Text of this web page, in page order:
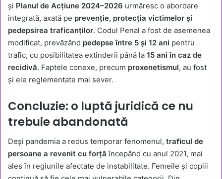
și Planul de Acțiune 2024–2026 urmăresc o abordare
integrată, axată pe prevenție, protecția victimelor și
pedepsirea traficanților. Codul Penal a fost de asemenea
modificat, prevăzând pedepse între 5 și 12 ani pentru
trafic, cu posibilitatea extinderii până la 15 ani în caz de
recidivă. Faptele conexe, precum proxenetismul, au fost
și ele reglementate mai sever.
Concluzie: o luptă juridică ce nu
trebuie abandonată
Deși pandemia a redus temporar fenomenul, traﬁcul de
persoane a revenit cu forță începând cu anul 2021, mai
ales în regiunile afectate de instabilitate. Femeile și copiii